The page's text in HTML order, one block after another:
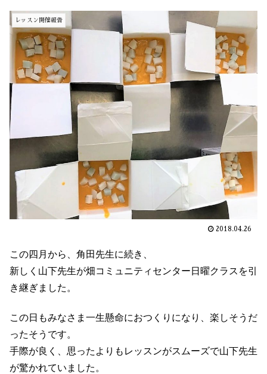
レッスン開催報告
2018.04.26
この四月から、角田先生に続き、
新しく山下先生が畑コミュニティセンター日曜クラスを引
き継ぎました。
この日もみなさま一生懸命におつくりになり、楽しそうだ
ったそうです。
手際が良く、思ったよりもレッスンがスムーズで山下先生
が驚かれていました。